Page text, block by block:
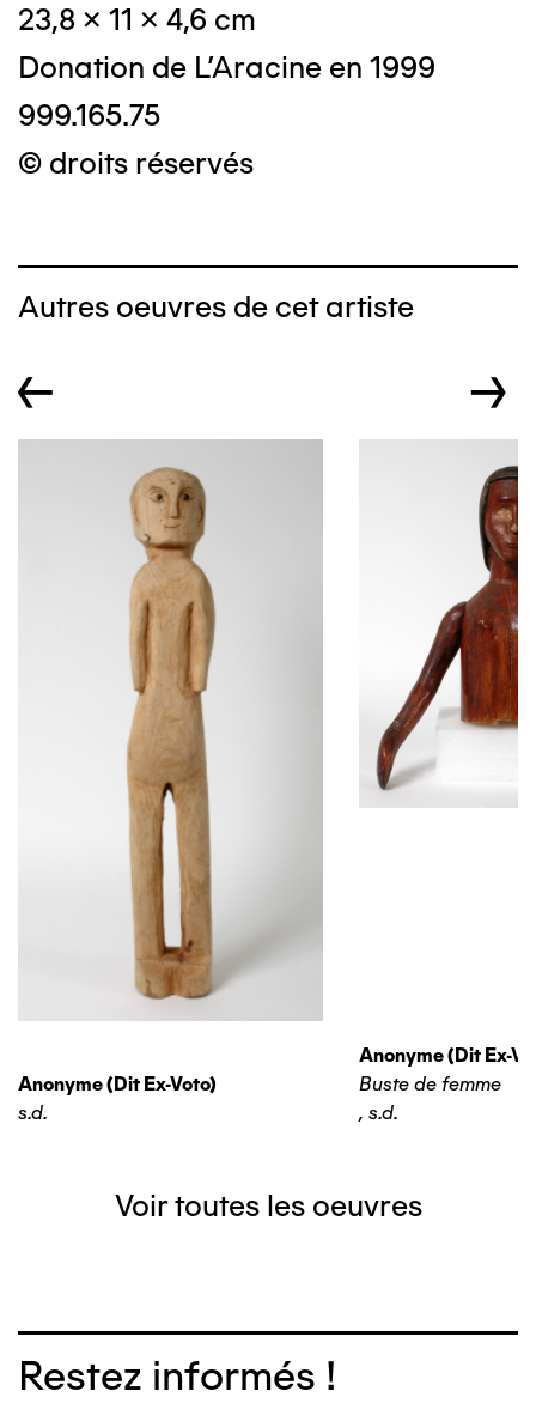
23,8 x 11 x 4,6 cm
Donation de L'Aracine en 1999
999.165.75
© droits réservés
Autres oeuvres de cet artiste
← →
Anonyme (dit Ex-Voto)
s.d.
Anonyme (dit Ex-
Buste de femme
, s.d.
Voir toutes les oeuvres
Restez informés !